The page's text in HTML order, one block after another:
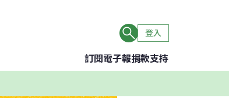
登入
訂閱電子報捐款支持